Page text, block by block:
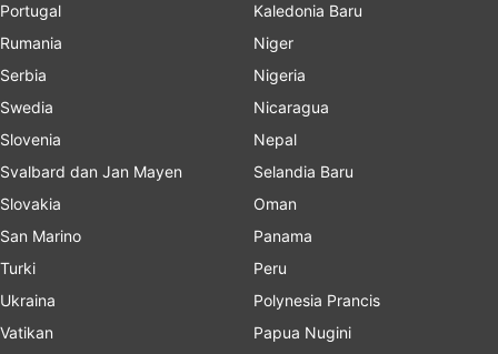
Portugal
Rumania
Serbia
Swedia
Slovenia
Svalbard dan Jan Mayen
Slovakia
San Marino
Turki
Ukraina
Vatikan
Kaledonia Baru
Niger
Nigeria
Nicaragua
Nepal
Selandia Baru
Oman
Panama
Peru
Polynesia Prancis
Papua Nugini